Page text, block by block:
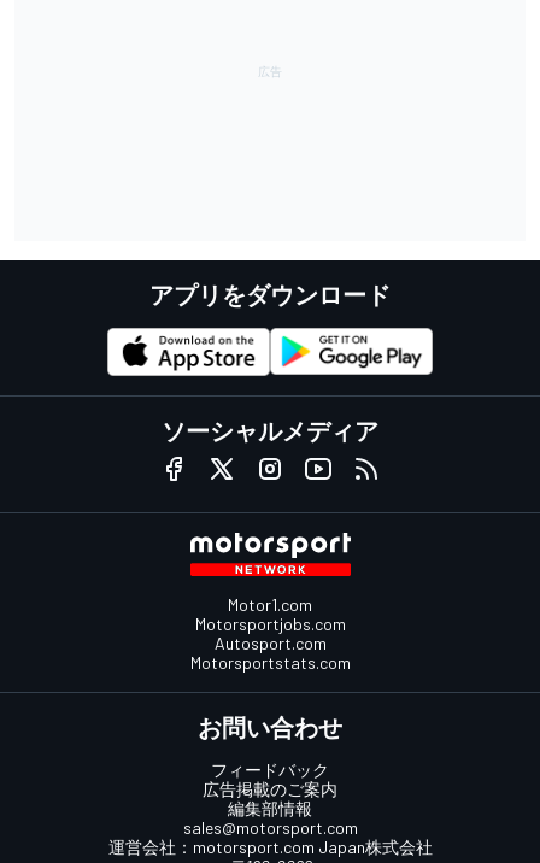
アプリをダウンロード
ソーシャルメディア
Motor1.com
Motorsportjobs.com
Autosport.com
Motorsportstats.com
お問い合わせ
フィードバック
広告掲載のご案内
編集部情報
sales@motorsport.com
運営会社： motorsport.com Japan株式会社